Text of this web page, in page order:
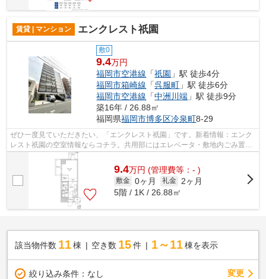
賃貸 | マンション エンクレスト祇園
敷0
9.4万円
福岡市空港線 「祇園 」駅 徒歩4分
福岡市箱崎線 「呉服町 」駅 徒歩6分
福岡市空港線 「中洲川端 」駅 徒歩9分
築16年 / 26.88㎡
福岡県福岡市博多区冷泉町8-29
ぜひ一度見ていただきたい、「エンクレスト祇園」です。新着情報：エンク
レスト祇園の空室情報ならコチラ。共用部にはエレベータ・敷地内ごみ置き
場などが揃っております。風通しのよ...
9.4万円 (管理費等：- )
敷金 0ヶ月 礼金
2ヶ月
5階 / 1K / 26.88㎡
該当物件数 11棟 空き数 15 件 1～11 棟を表示
絞り込み条件： なし 変更